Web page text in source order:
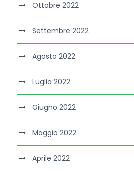
Ottobre 2022
Settembre 2022
Agosto 2022
Luglio 2022
Giugno 2022
Maggio 2022
Aprile 2022